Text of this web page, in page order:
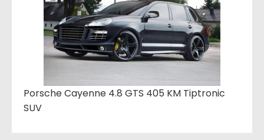
Porsche Cayenne 4.8 GTS 405 KM Tiptronic
SUV